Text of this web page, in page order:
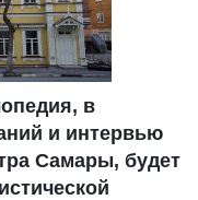
в
и интервью
Самары, будет